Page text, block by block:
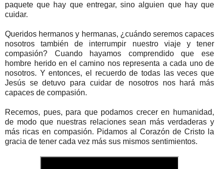
paquete que hay que entregar, sino alguien que hay que
cuidar.
Queridos hermanos y hermanas, ¿cuándo seremos capaces
nosotros también de interrumpir nuestro viaje y tener
compasión? Cuando hayamos comprendido que ese
hombre herido en el camino nos representa a cada uno de
nosotros. Y entonces, el recuerdo de todas las veces que
Jesús se detuvo para cuidar de nosotros nos hará más
capaces de compasión.
Recemos, pues, para que podamos crecer en humanidad,
de modo que nuestras relaciones sean más verdaderas y
más ricas en compasión. Pidamos al Corazón de Cristo la
gracia de tener cada vez más sus mismos sentimientos.